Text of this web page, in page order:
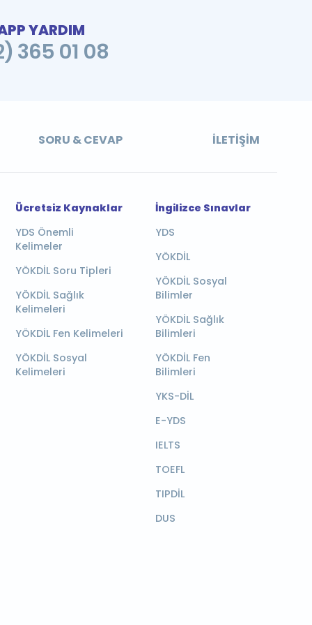
YARDIM
365 01 08
SORU & CEVAP İLETIŞIM
Ücretsiz Kaynaklar
YDS Önemli
Kelimeler
YÖKDİL Soru Tipleri
YÖKDİL Sağlık
Kelimeleri
YÖKDİL Fen Kelimeleri
YÖKDİL Sosyal
Kelimeleri
İngilizce Sınavlar
YDS
YÖKDİL
YÖKDİL Sosyal
Bilimler
YÖKDİL Sağlık
Bilimleri
YÖKDİL Fen
Bilimleri
YKS-DİL
E-YDS
IELTS
TOEFL
TIPDİL
DUS